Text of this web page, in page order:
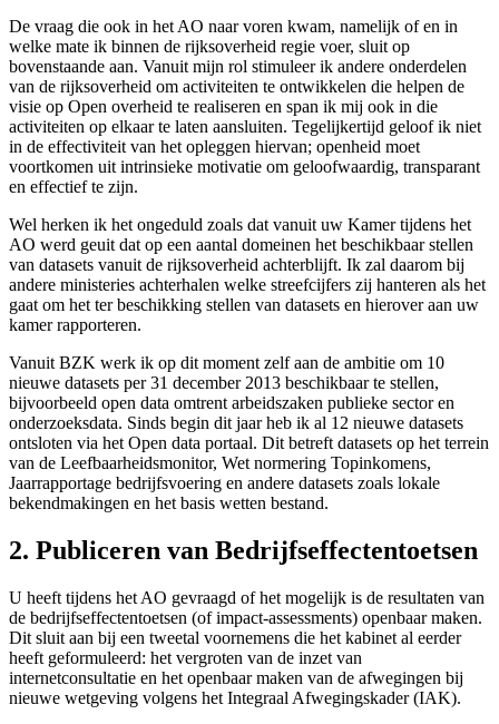
De vraag die ook in het AO naar voren kwam, namelijk of en in
welke mate ik binnen de rijksoverheid regie voer, sluit op
bovenstaande aan. Vanuit mijn rol stimuleer ik andere onderdelen
van de rijksoverheid om activiteiten te ontwikkelen die helpen de
visie op Open overheid te realiseren en span ik mij ook in die
activiteiten op elkaar te laten aansluiten. Tegelijkertijd geloof ik niet
in de effectiviteit van het opleggen hiervan; openheid moet
voortkomen uit intrinsieke motivatie om geloofwaardig, transparant
en effectief te zijn.
Wel herken ik het ongeduld zoals dat vanuit uw Kamer tijdens het
AO werd geuit dat op een aantal domeinen het beschikbaar stellen
van datasets vanuit de rijksoverheid achterblijft. Ik zal daarom bij
andere ministeries achterhalen welke streefcijfers zij hanteren als het
gaat om het ter beschikking stellen van datasets en hierover aan uw
kamer rapporteren.
Vanuit BZK werk ik op dit moment zelf aan de ambitie om 10
nieuwe datasets per 31 december 2013 beschikbaar te stellen,
bijvoorbeeld open data omtrent arbeidszaken publieke sector en
onderzoeksdata. Sinds begin dit jaar heb ik al 12 nieuwe datasets
ontsloten via het Open data portaal. Dit betreft datasets op het terrein
van de Leefbaarheidsmonitor, Wet normering Topinkomens,
Jaarrapportage bedrijfsvoering en andere datasets zoals lokale
bekendmakingen en het basis wetten bestand.
2. Publiceren van Bedrijfseffectentoetsen
U heeft tijdens het AO gevraagd of het mogelijk is de resultaten van
de bedrijfseffectentoetsen (of impact-assessments) openbaar maken.
Dit sluit aan bij een tweetal voornemens die het kabinet al eerder
heeft geformuleerd: het vergroten van de inzet van
internetconsultatie en het openbaar maken van de afwegingen bij
nieuwe wetgeving volgens het Integraal Afwegingskader (IAK).